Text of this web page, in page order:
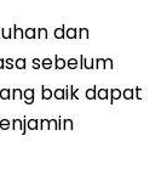
dan
sebelum
baik dapat